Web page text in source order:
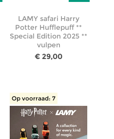
LAMY safari Harry
Potter Hufflepuff **
Special Edition 2025 **
vulpen
€ 29,00
Op voorraad: 7